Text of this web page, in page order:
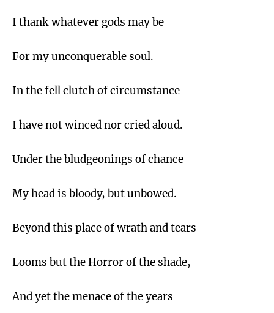
I thank whatever gods may be
For my unconquerable soul.
In the fell clutch of circumstance
I have not winced nor cried aloud.
Under the bludgeonings of chance
My head is bloody, but unbowed.
Beyond this place of wrath and tears
Looms but the Horror of the shade,
And yet the menace of the years